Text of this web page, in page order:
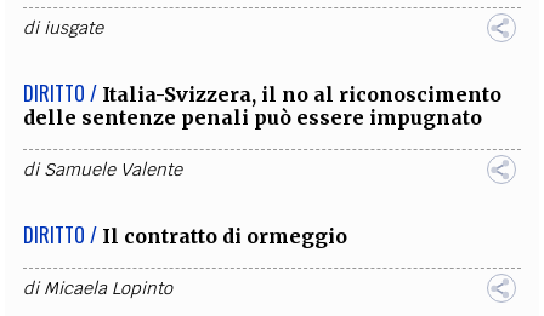
diiusgate
DIRITTO / Italia-Svizzera, il no al riconoscimento
delle sentenze penali può essere impugnato
diSamuele Valente
DIRITTO / Il contratto di ormeggio
diMicaela Lopinto